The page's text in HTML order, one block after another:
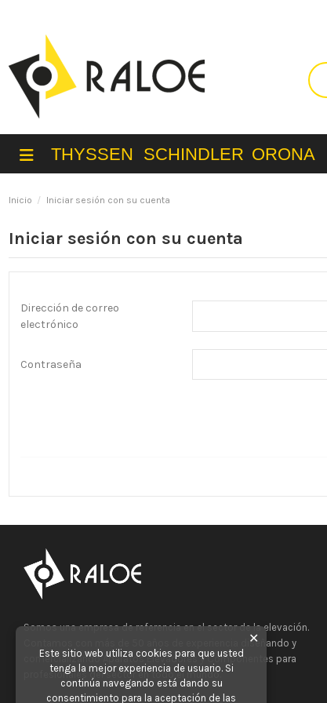
THYSSEN SCHINDLER ORONA
Inicio Iniciar sesión con su cuenta
Iniciar sesión con su cuenta
Dirección de correo
electrónico
Contraseña
Somos una empresa de referencia en el sector de la elevación.
Contamos con más de 50 años de experiencia diseñando y
comercializando Aparatos Elevadores y Componentes para
profesionales del sector en todo el mundo.
✕
Este sitio web utiliza cookies para que usted
tenga la mejor experiencia de usuario. Si
continúa navegando está dando su
consentimiento para la aceptación de las